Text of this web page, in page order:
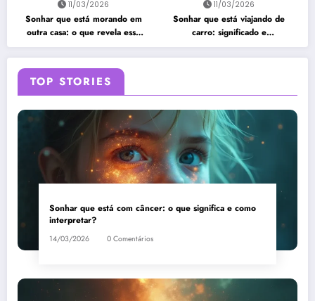
11/03/2026
Sonhar que está morando em
outra casa: o que revela esse
sonho?
11/03/2026
Sonhar que está viajando de
carro: significado e
interpretação
TOP STORIES
Sonhar que está com câncer: o que significa e como
interpretar?
14/03/2026 0 Comentários